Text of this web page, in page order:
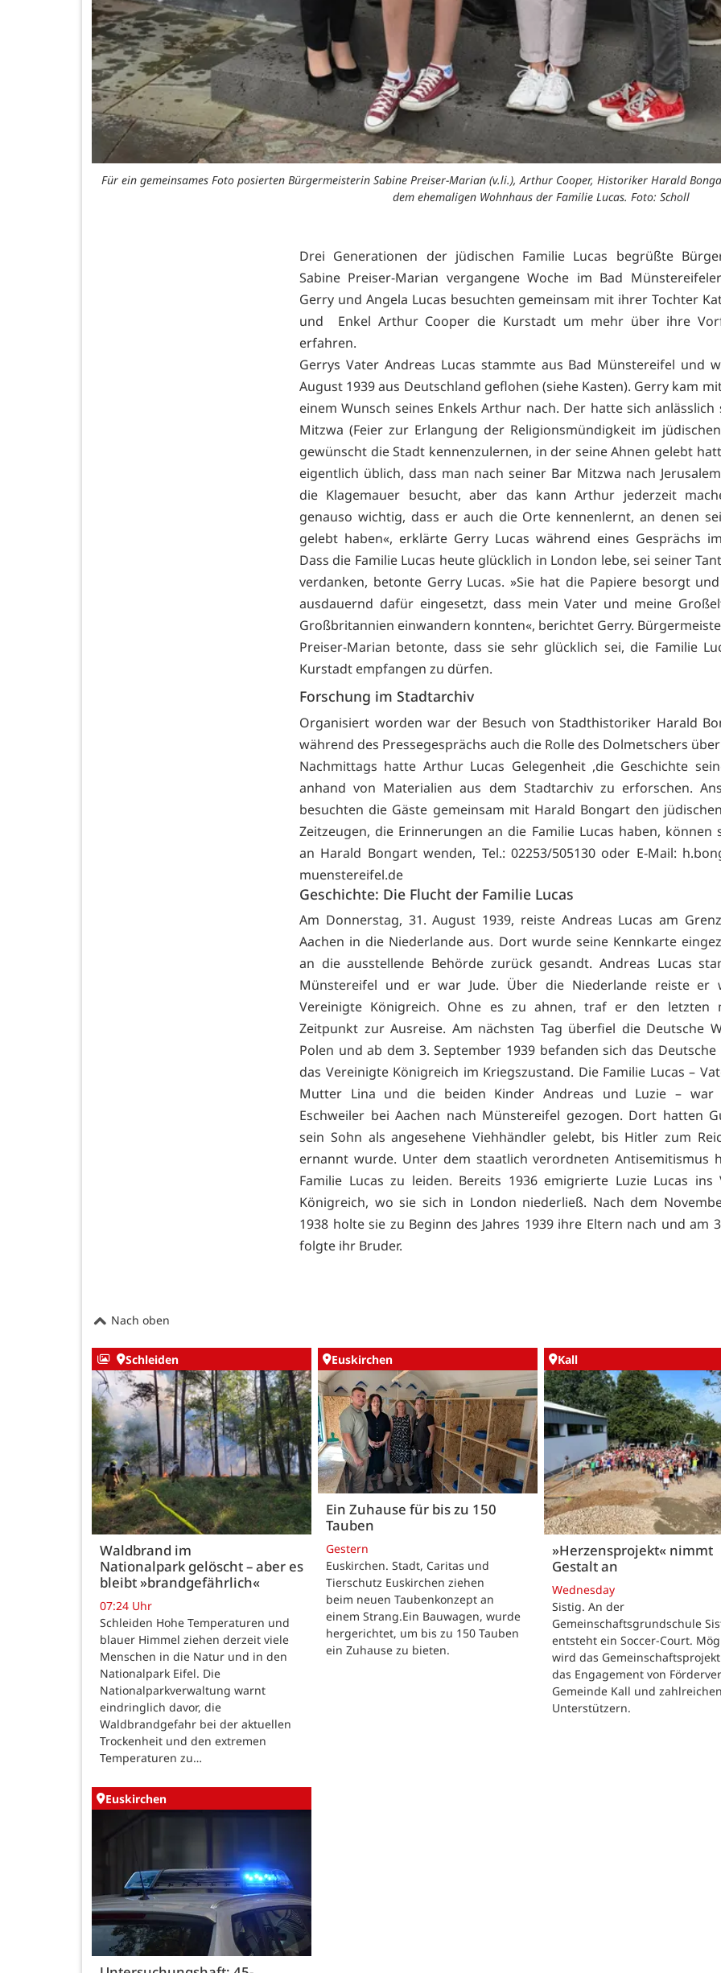
Für ein gemeinsames Foto posierten Bürgermeisterin Sabine Preiser-Marian (v.li.), Arthur Cooper, Historiker Harald
dem ehemaligen Wohnhaus der Familie Lucas. Foto: Scholl
Drei Generationen der jüdischen Familie Lucas begrüßte
Sabine Preiser-Marian vergangene Woche im Bad
Gerry und Angela Lucas besuchten gemeinsam mit ihrer Tochter
und Enkel Arthur Cooper die Kurstadt um mehr über ihre
erfahren.
Gerrys Vater Andreas Lucas stammte aus Bad Münstereifel und
August 1939 aus Deutschland geflohen (siehe Kasten). Gerry kam
einem Wunsch seines Enkels Arthur nach. Der hatte sich anlässlich
Mitzwa (Feier zur Erlangung der Religionsmündigkeit im
gewünscht die Stadt kennenzulernen, in der seine Ahnen gelebt
eigentlich üblich, dass man nach seiner Bar Mitzwa nach
die Klagemauer besucht, aber das kann Arthur jederzeit
genauso wichtig, dass er auch die Orte kennenlernt, an denen
gelebt haben«, erklärte Gerry Lucas während eines Gesprächs
Dass die Familie Lucas heute glücklich in London lebe, sei seiner
verdanken, betonte Gerry Lucas. »Sie hat die Papiere besorgt
ausdauernd dafür eingesetzt, dass mein Vater und meine
Großbritannien einwandern konnten«, berichtet Gerry.
Preiser-Marian betonte, dass sie sehr glücklich sei, die Familie
Kurstadt empfangen zu dürfen.
Forschung im Stadtarchiv
Organisiert worden war der Besuch von Stadthistoriker Harald
während des Pressegesprächs auch die Rolle des Dolmetschers
Nachmittags hatte Arthur Lucas Gelegenheit ,die Geschichte
anhand von Materialien aus dem Stadtarchiv zu erforschen.
besuchten die Gäste gemeinsam mit Harald Bongart den
Zeitzeugen, die Erinnerungen an die Familie Lucas haben, können
an Harald Bongart wenden, Tel.: 02253/505130 oder E-Mail:
muenstereifel.de
Geschichte: Die Flucht der Familie Lucas
Am Donnerstag, 31. August 1939, reiste Andreas Lucas am
Aachen in die Niederlande aus. Dort wurde seine Kennkarte
an die ausstellende Behörde zurück gesandt. Andreas Lucas
Münstereifel und er war Jude. Über die Niederlande reiste er
Vereinigte Königreich. Ohne es zu ahnen, traf er den letzten
Zeitpunkt zur Ausreise. Am nächsten Tag überfiel die Deutsche
Polen und ab dem 3. September 1939 befanden sich das Deutsche
das Vereinigte Königreich im Kriegszustand. Die Familie Lucas –
Mutter Lina und die beiden Kinder Andreas und Luzie – war
Eschweiler bei Aachen nach Münstereifel gezogen. Dort hatten
sein Sohn als angesehene Viehhändler gelebt, bis Hitler zum
ernannt wurde. Unter dem staatlich verordneten Antisemitismus
Familie Lucas zu leiden. Bereits 1936 emigrierte Luzie Lucas ins
Königreich, wo sie sich in London niederließ. Nach dem
1938 holte sie zu Beginn des Jahres 1939 ihre Eltern nach und am
folgte ihr Bruder.
Nach oben
Schleiden
Waldbrand im
Nationalpark gelöscht – aber es
bleibt »brandgefährlich«
07:24 Uhr
Schleiden Hohe Temperaturen und
blauer Himmel ziehen derzeit viele
Menschen in die Natur und in den
Nationalpark Eifel. Die
Nationalparkverwaltung warnt
eindringlich davor, die
Waldbrandgefahr bei der aktuellen
Trockenheit und den extremen
Temperaturen zu…
Euskirchen
Ein Zuhause für bis zu 150
Tauben
Gestern
Euskirchen. Stadt, Caritas und
Tierschutz Euskirchen ziehen
beim neuen Taubenkonzept an
einem Strang.Ein Bauwagen, wurde
hergerichtet, um bis zu 150 Tauben
ein Zuhause zu bieten.
Kall
»Herzensprojekt« nimmt
Gestalt an
Wednesday
Sistig. An der
Gemeinschaftsgrundschule
entsteht ein Soccer-Court.
wird das
das Engagement von
Gemeinde Kall und zahlreichen
Unterstützern.
Euskirchen